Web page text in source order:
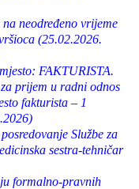
neodređeno vrijeme
(25.02.2026.
FAKTURISTA.
prijem u radni odnos
fakturista – 1
Službe za
sestra-tehničar
formalno-pravnih